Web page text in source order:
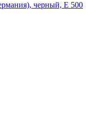
черный, E 500